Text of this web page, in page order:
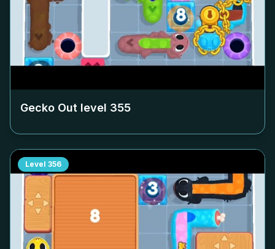
Gecko Out level 355
Level 356